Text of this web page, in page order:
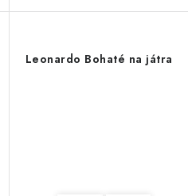
Leonardo Bohaté na játra